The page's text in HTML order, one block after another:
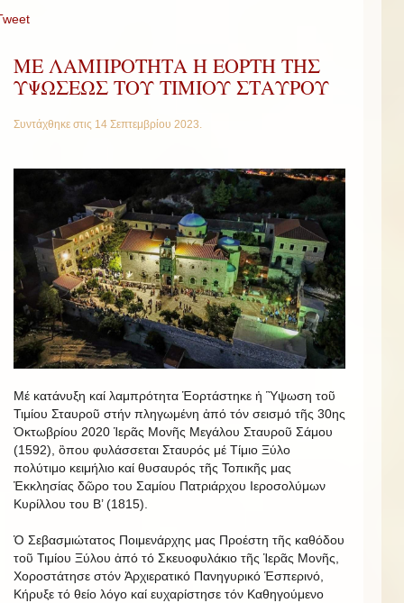
ΜΕ ΛΑΜΠΡΟΤΗΤΑ Η ΕΟΡΤΗ ΤΗΣ
ΥΨΩΣΕΩΣ ΤΟΥ ΤΙΜΙΟΥ ΣΤΑΥΡΟΥ
Συντάχθηκε στις 14 Σεπτεμβρίου 2023.
Μέ κατάνυξη καί λαμπρότητα Ἑορτάστηκε ἡ Ὓψωση τοῦ
Τιμίου Σταυροῦ στήν πληγωμένη ἀπό τόν σεισμό τῆς 30ης
Ὀκτωβρίου 2020 Ἱερᾶς Μονῆς Μεγάλου Σταυροῦ Σάμου
(1592), ὃπου φυλάσσεται Σταυρός μέ Τίμιο Ξύλο
πολύτιμο κειμήλιο καί θυσαυρός τῆς Τοπικῆς μας
Ἐκκλησίας δῶρο του Σαμίου Πατριάρχου Ιεροσολύμων
Κυρίλλου του Β’ (1815).
Ὁ Σεβασμιώτατος Ποιμενάρχης μας Προέστη τῆς καθόδου
τοῦ Τιμίου Ξύλου ἀπό τό Σκευοφυλάκιο τῆς Ἱερᾶς Μονῆς,
Χοροστάτησε στόν Ἀρχιερατικό Πανηγυρικό Ἑσπερινό,
Κήρυξε τό θείο λόγο καί ευχαρίστησε τόν Καθηγούμενο